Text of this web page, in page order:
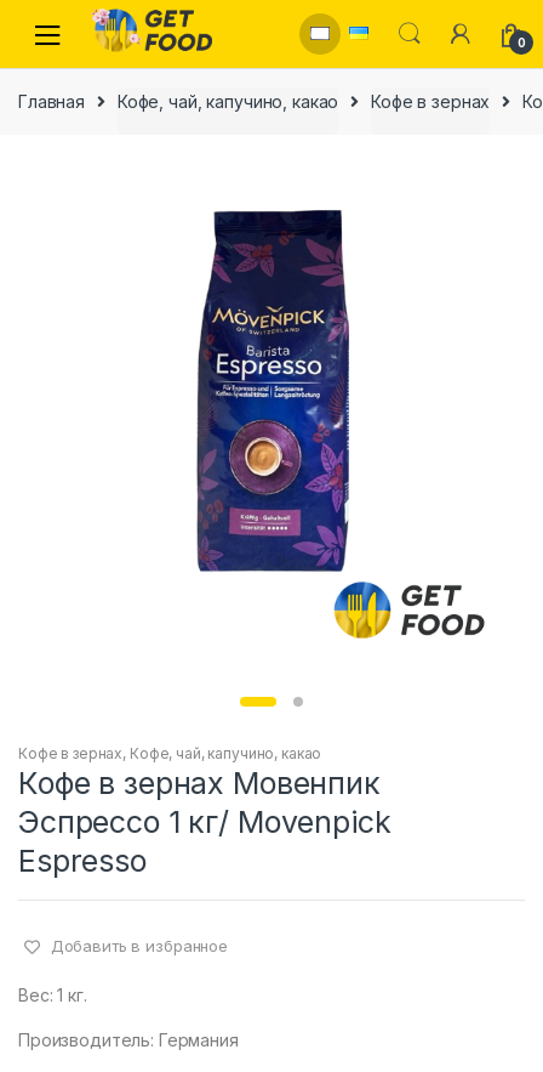
Skip to navigation
Skip to content
0
Главная Кофе, чай, капучино, какао Кофе в зернах
Кофе в зернах, Кофе, чай, капучино, какао
Кофе в зернах Мовенпик
Эспрессо 1 кг/ Movenpick
Espresso
Добавить в избранное
Вес: 1 кг.
Производитель: Германия